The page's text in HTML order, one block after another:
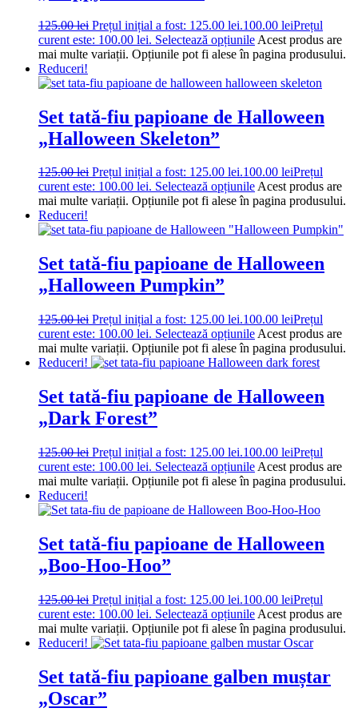
125.00lei Prețul inițial a fost: 125.00 lei.100.00 leiPrețul
curent este: 100.00 lei. Selectează opțiunile Acest produs are
mai multe variații. Opțiunile pot fi alese în pagina produsului.
Reduceri!
Set tată-fiu papioane de Halloween
„Halloween Skeleton”
125.00lei Prețul inițial a fost: 125.00 lei.100.00 leiPrețul
curent este: 100.00 lei. Selectează opțiunileAcest produs are
mai multe variații. Opțiunile pot fi alese în pagina produsului.
Reduceri!
Set tată-fiu papioane de Halloween
„Halloween Pumpkin”
125.00lei Prețul inițial a fost: 125.00 lei.100.00 leiPrețul
curent este: 100.00 lei. Selectează opțiunile Acest produs are
mai multe variații. Opțiunile pot fi alese în pagina produsului.
Reduceri!
Set tată-fiu papioane de Halloween
„Dark Forest”
125.00lei Prețul inițial a fost: 125.00 lei.100.00 leiPrețul
curent este: 100.00 lei. Selectează opțiunile Acest produs are
mai multe variații. Opțiunile pot fi alese în pagina produsului.
Reduceri!
Set tată-fiu papioane de Halloween
„Boo-Hoo-Hoo”
125.00lei Prețul inițial a fost: 125.00 lei.100.00 leiPrețul
curent este: 100.00 lei. Selectează opțiunile Acest produs are
mai multe variații. Opțiunile pot fi alese în pagina produsului.
Reduceri!
Set tată-fiu papioane galben muștar
„Oscar”